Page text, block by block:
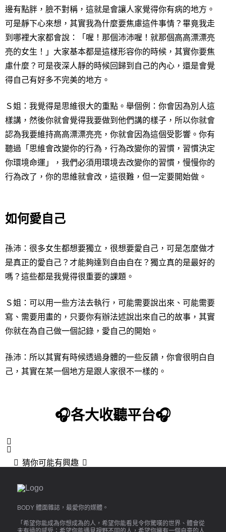
邊有點胖，臉不對稱，這就是會讓人家覺得你有病的地方。
可是靜下心來想，其實我為什麼要焦慮這件事情？畢竟我走
到哪裡大家都會說：「喔！那個沛沛喔！就那個高高漂漂亮
亮的女生！」大家基本都是這樣形容你的時候，其實你要焦
慮什麼？可是夜深人靜的時候回歸到自己的內心，還是會覺
得自己有好多不完美的地方。
Ｓ姐 ：我覺得是思維很大的重點。舉個例：你會因為別人這
樣講，然後你就會覺得我要做到他們講的樣子，所以你就會
認為我要維持高高漂漂亮亮，你就會因為這個受影響。你有
聽過「思維會改變你的行為，行為改變你的習慣，習慣決定
你環境命運」，我們必須用環境去改變你的習慣，慢慢你的
行為改了，你的思維就會改，這很難，但一定要開始做。
如何愛自己
孫沛 ：很多女生都想要獨立，很想要愛自己，可是怎麼做才
是真正的愛自己？才能夠達到自由自在？獨立真的是最好的
嗎？這些都是我覺得很重要的課題。
Ｓ姐 ：可以用一些方法去執行，可能需要說出來、可能需要
寫、需要用畫的，只要你有辦法述說出來自己的故事，其實
你就在為自己做一個記錄，愛自己的開始。
孫沛 ：所以其實有時候透過身體的一些反饋，你會很明白自
己，其實在某一個地方是跟人家很不一樣的。
🎧各大收聽平台🎧
猜你可能有興趣
BODY 體面雜誌，最愛你的媒體。
「希望你能成為你想成為的人，希望你能看見令你驚嘆的世界、體會從